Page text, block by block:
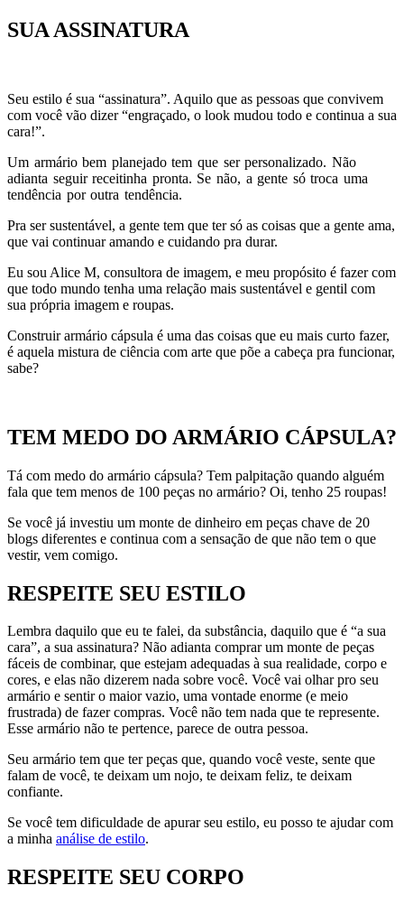
SUA ASSINATURA
Seu estilo é sua “assinatura”. Aquilo que as pessoas que convivem
com você vão dizer “engraçado, o look mudou todo e continua a sua
cara!”.
Um armário bem planejado tem que ser personalizado. Não
adianta seguir receitinha pronta. Se não, a gente só troca uma
tendência por outra tendência.
Pra ser sustentável, a gente tem que ter só as coisas que a gente ama,
que vai continuar amando e cuidando pra durar.
Eu sou Alice M, consultora de imagem, e meu propósito é fazer com
que todo mundo tenha uma relação mais sustentável e gentil com
sua própria imagem e roupas.
Construir armário cápsula é uma das coisas que eu mais curto fazer,
é aquela mistura de ciência com arte que põe a cabeça pra funcionar,
sabe?
TEM MEDO DO ARMÁRIO CÁPSULA?
Tá com medo do armário cápsula? Tem palpitação quando alguém
fala que tem menos de 100 peças no armário? Oi, tenho 25 roupas!
Se você já investiu um monte de dinheiro em peças chave de 20
blogs diferentes e continua com a sensação de que não tem o que
vestir, vem comigo.
RESPEITE SEU ESTILO
Lembra daquilo que eu te falei, da substância, daquilo que é “a sua
cara”, a sua assinatura? Não adianta comprar um monte de peças
fáceis de combinar, que estejam adequadas à sua realidade, corpo e
cores, e elas não dizerem nada sobre você. Você vai olhar pro seu
armário e sentir o maior vazio, uma vontade enorme (e meio
frustrada) de fazer compras. Você não tem nada que te represente.
Esse armário não te pertence, parece de outra pessoa.
Seu armário tem que ter peças que, quando você veste, sente que
falam de você, te deixam um nojo, te deixam feliz, te deixam
confiante.
Se você tem dificuldade de apurar seu estilo, eu posso te ajudar com
a minha análise de estilo.
RESPEITE SEU CORPO